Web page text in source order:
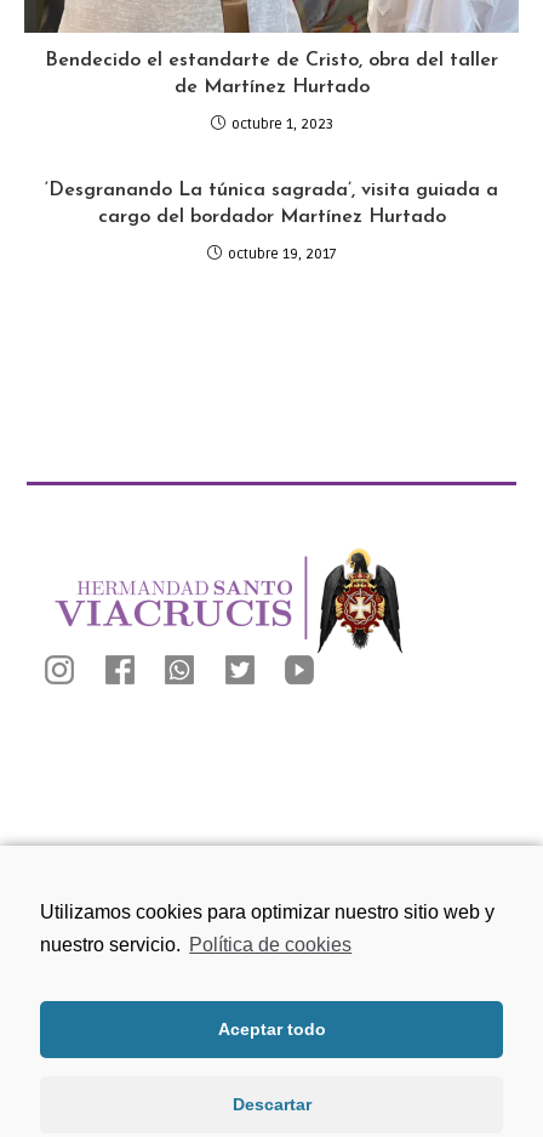
Utilizamos cookies para optimizar nuestro sitio web y
nuestro servicio. Política de cookies
Aceptar todo
Descartar
Bendecido el estandarte de Cristo, obra del taller
de Martínez Hurtado
octubre 1, 2023
‘Desgranando La túnica sagrada’, visita guiada a
cargo del bordador Martínez Hurtado
octubre 19, 2017
Granada
viacrucisdegranada@gmail.com